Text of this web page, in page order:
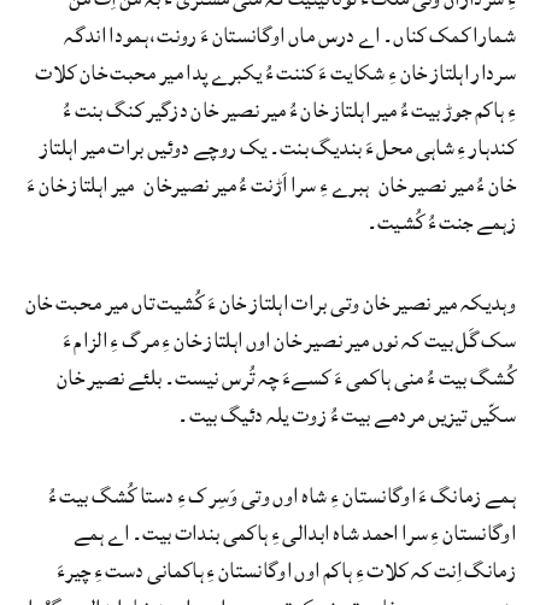
شمارا کمک کناں۔ اے درس ماں اوگانستان ءَ رونت،ہمودا اندگہ
سردار اہلتاز خان ءِ شکایت ءَ کننت ءُ یکبرے پدا میر محبت خان کلات
ءِ ہاکم جوڑ بیت ءُ میر اہلتاز خان ءُ میر نصیر خان دزگیر کنگ بنت ءُ
کندہار ءِ شاہی محل ءَ بندیگ بنت۔ یک روچے دوئیں برات میر اہلتاز
خان ءُ میر نصیر خان ہبرے ءِ سرا اَڑنت ءُ میر نصیرخان میر اہلتاز خان ءَ
زہمے جنت ءُ کُشیت۔
وہدیکہ میر نصیر خان وتی برات اہلتاز خان ءَ کُشیت تاں میر محبت خان
سک گَل بیت کہ نوں میر نصیر خان اوں اہلتاز خان ءِ مرگ ءِ الزام ءَ
کُشگ بیت ءُ منی ہاکمی ءَ کسےءَ چہ تُرس نیست۔ بلئے نصیر خان
سکّیں تیزیں مردمے بیت ءُ زوت یلہ دئیگ بیت۔
ہمے زمانگ ءَ اوگانستان ءِ شاہ اوں وتی وَسِرک ءِ دستا کُشگ بیت ءُ
اوگانستان ءِ سرا احمد شاہ ابدالی ءِ ہاکمی بندات بیت۔ اے ہمے
زمانگ اِنت کہ کلات ءِ ہاکم اوں اوگانستان ءِ ہاکمانی دست ءِ چیرءَ